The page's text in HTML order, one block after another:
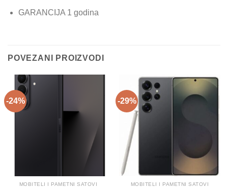
GARANCIJA 1 godina
POVEZANI PROIZVODI
-24%
MOBITELI I PAMETNI SATOVI
-29%
MOBITELI I PAMETNI SATOVI